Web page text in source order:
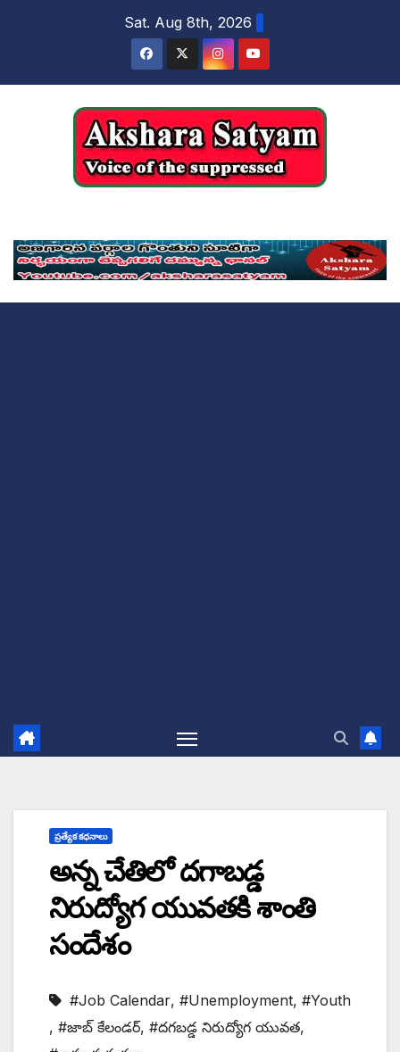
Sat. Aug 8th, 2026
ప్రత్యేక కధనాలు
అన్న చేతిలో దగాబడ్డ
నిరుద్యోగ యువతకి శాంతి
సందేశం
#Job Calendar, #Unemployment, #Youth
, #జాబ్ కేలండర్, #దగబడ్డ నిరుద్యోగ యువత,